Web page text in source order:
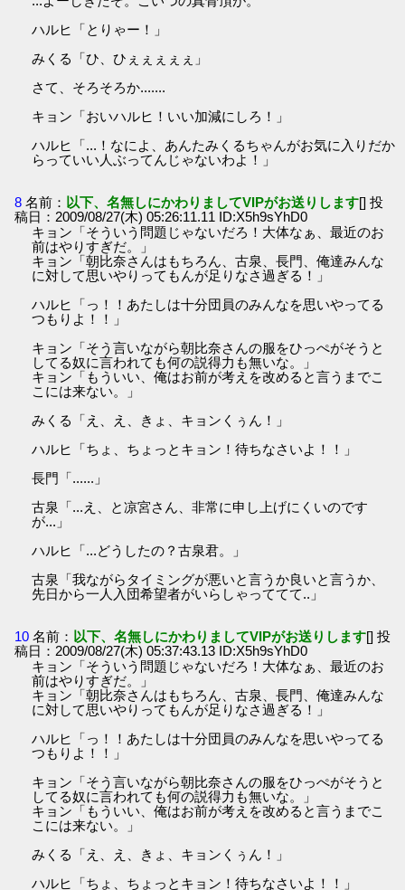
ハルヒ「とりゃー！」
みくる「ひ、ひぇぇぇぇぇ」
さて、そろそろか.......
キョン「おいハルヒ！いい加減にしろ！」
ハルヒ「...！なによ、あんたみくるちゃんがお気に入りだか
らっていい人ぶってんじゃないわよ！」
8 名前： 以下、名無しにかわりましてVIPがお送りします[] 投
稿日：2009/08/27(木) 05:26:11.11 ID:X5h9sYhD0
キョン「そういう問題じゃないだろ！大体なぁ、最近のお
前はやりすぎだ。」
キョン「朝比奈さんはもちろん、古泉、長門、俺達みんな
に対して思いやりってもんが足りなさ過ぎる！」
ハルヒ「っ！！あたしは十分団員のみんなを思いやってる
つもりよ！！」
キョン「そう言いながら朝比奈さんの服をひっぺがそうと
してる奴に言われても何の説得力も無いな。」
キョン「もういい、俺はお前が考えを改めると言うまでこ
こには来ない。」
みくる「え、え、きょ、キョンくぅん！」
ハルヒ「ちょ、ちょっとキョン！待ちなさいよ！！」
長門「......」
古泉「...え、と凉宮さん、非常に申し上げにくいのです
が...」
ハルヒ「...どうしたの？古泉君。」
古泉「我ながらタイミングが悪いと言うか良いと言うか、
先日から一人入団希望者がいらしゃっててて..」
10 名前： 以下、名無しにかわりましてVIPがお送りします[] 投
稿日：2009/08/27(木) 05:37:43.13 ID:X5h9sYhD0
キョン「そういう問題じゃないだろ！大体なぁ、最近のお
前はやりすぎだ。」
キョン「朝比奈さんはもちろん、古泉、長門、俺達みんな
に対して思いやりってもんが足りなさ過ぎる！」
ハルヒ「っ！！あたしは十分団員のみんなを思いやってる
つもりよ！！」
キョン「そう言いながら朝比奈さんの服をひっぺがそうと
してる奴に言われても何の説得力も無いな。」
キョン「もういい、俺はお前が考えを改めると言うまでこ
こには来ない。」
みくる「え、え、きょ、キョンくぅん！」
ハルヒ「ちょ、ちょっとキョン！待ちなさいよ！！」